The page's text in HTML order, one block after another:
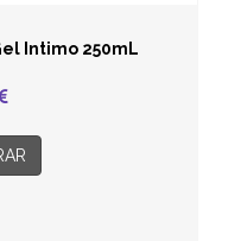
Intimo 250mL